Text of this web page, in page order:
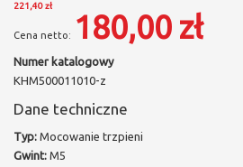
221,40 zł
180,00 zł
Numer katalogowy
KHM500011010-z
Dane techniczne
Typ: Mocowanie trzpieni
Gwint: M5